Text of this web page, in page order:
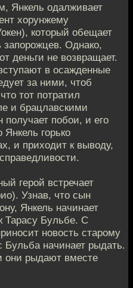
Янкель одалживает
хорунжему
который обещает
запорожцев. Однако,
деньги не возвращает.
в осажденные
за ними, чтоб
тот потратил
и брацлавскими
побои, и его
Янкель горько
и приходит к выводу,
герой встречает
Узнав, что сын
Янкель начинает
Тарасу Бульбе. С
новость старому
Бульба начинает рыдать.
они рыдают вместе